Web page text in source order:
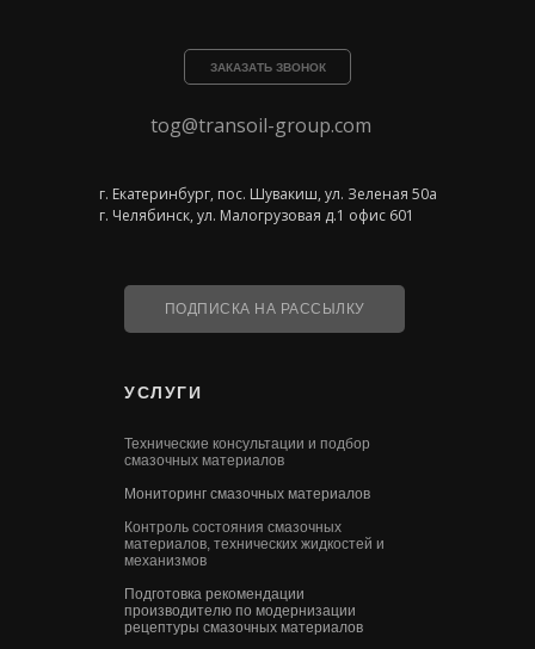
УСЛУГИ
Технические консультации и подбор
смазочных материалов
Мониторинг смазочных материалов
Контроль состояния смазочных
материалов, технических жидкостей и
механизмов
Подготовка рекомендации
производителю по модернизации
рецептуры смазочных материалов
ПОДПИСКА НА РАССЫЛКУ
ЗАКАЗАТЬ ЗВОНОК
tog@transoil-group.com
г. Екатеринбург, пос. Шувакиш, ул. Зеленая 50а
г. Челябинск, ул. Малогрузовая д.1 офис 601